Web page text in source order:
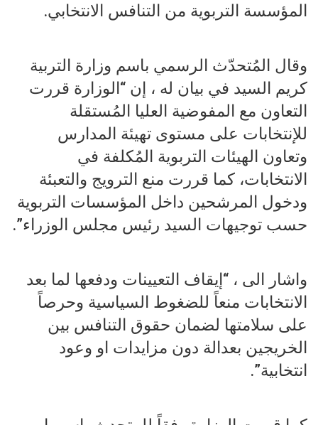
المؤسسة التربوية من التنافس الانتخابي.
وقال المُتحدّث الرسمي باسم وزارة التربية
كريم السيد في بيان له ، إن “الوزارة قررت
التعاون مع المفوضية العليا المُستقلة
للإنتخابات على مستوى تهيئة المدارس
وتعاون الهيئات التربوية المُكلفة في
الانتخابات، كما قررت منع الترويج والتعبئة
ودخول المرشحين داخل المؤسسات التربوية
حسب توجيهات السيد رئيس مجلس الوزراء”.
واشار الى ، “إيقاف التعيينات ودفعها لما بعد
الانتخابات منعاً للضغوط السياسية وحرصاً
على سلامتها لضمان حقوق التنافس بين
الخريجين بعدالة دون مزايدات او وعود
انتخابية”.